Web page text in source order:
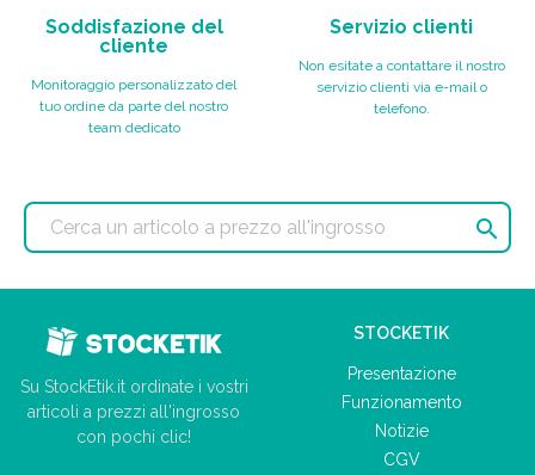
Soddisfazione del
cliente
Monitoraggio personalizzato del
tuo ordine da parte del nostro
team dedicato
Servizio clienti
Non esitate a contattare il nostro
servizio clienti via e-mail o
telefono.

Su StockEtik.it ordinate i vostri
articoli a prezzi all'ingrosso
con pochi clic!
STOCKETIK
Presentazione
Funzionamento
Notizie
CGV